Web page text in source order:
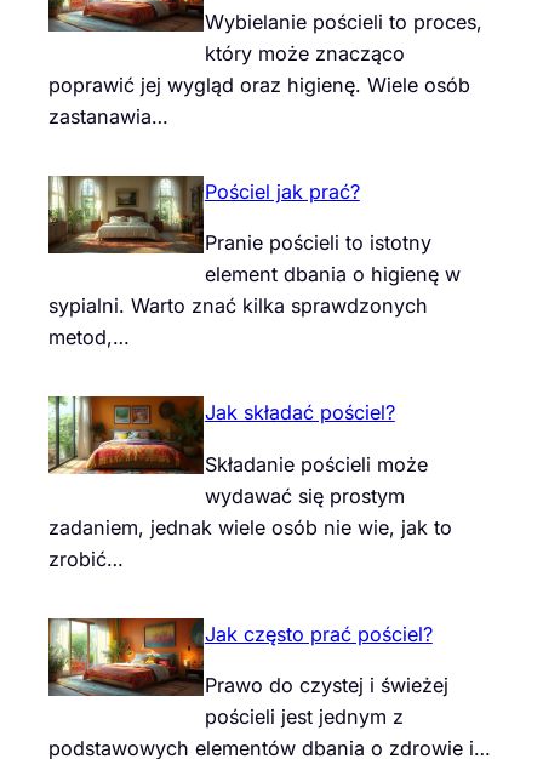
Wybielanie pościeli to proces,
który może znacząco
poprawić jej wygląd oraz higienę. Wiele osób
zastanawia…
Pościel jak prać?
Pranie pościeli to istotny
element dbania o higienę w
sypialni. Warto znać kilka sprawdzonych
metod,…
Jak składać pościel?
Składanie pościeli może
wydawać się prostym
zadaniem, jednak wiele osób nie wie, jak to
zrobić…
Jak często prać pościel?
Prawo do czystej i świeżej
pościeli jest jednym z
podstawowych elementów dbania o zdrowie i…